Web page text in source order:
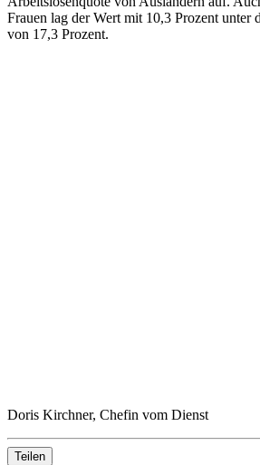
Frauen lag der Wert mit 10,3 Prozent unter
von 17,3 Prozent.
Doris Kirchner, Chefin vom Dienst
Teilen